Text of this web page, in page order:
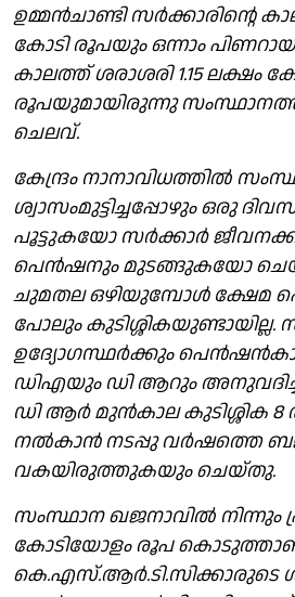
ഉമ്മൻചാണ്ടി സർക്കാരിന്റെ
കോടി രൂപയും ഒന്നാം
കാലത്ത് ശരാശരി 1.15 ലക്ഷം
രൂപയുമായിരുന്നു
ചെലവ്.
കേന്ദ്രം നാനാവിധത്തിൽ
ശ്വാസംമുട്ടിച്ചപ്പോഴും ഒരു
പൂട്ടുകയോ സർക്കാർ
പെൻഷനും മുടങ്ങുകയോ
ചുമതല ഒഴിയുമ്പോൾ
പോലും കുടിശ്ശികയുണ്ടായില്ല.
ഉദ്യോഗസ്ഥർക്കും
ഡിഎയും ഡി ആറും
ഡി ആർ മുൻകാല കുടിശ്ശിക
നൽകാൻ നടപ്പു വർഷത്തെ
വകയിരുത്തുകയും ചെയ്തു.
സംസ്ഥാന ഖജനാവിൽ നിന്നും
കോടിയോളം രൂപ
കെ.എസ്.ആർ.ടി.സിക്കാരുടെ